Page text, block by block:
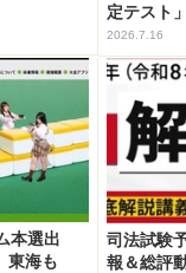
定テスト
2026.7.16
本選出
東海も
司法試験
報＆総評